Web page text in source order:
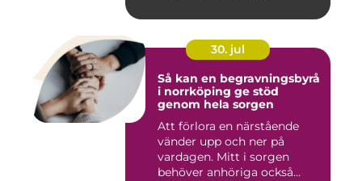
30. jul
Så kan en begravningsbyrå
i norrköping ge stöd
genom hela sorgen
Att förlora en närstående
vänder upp och ner på
vardagen. Mitt i sorgen
behöver anhöriga också